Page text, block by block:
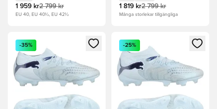
1 959 kr2 799 kr
EU 40, EU 40½, EU 42½
1 819 kr2 799 kr
Många storlekar tillgängliga
Öppnar en Modal för att logga in eller registrera dig som
-35%
Öppnar en Modal för att
-25%